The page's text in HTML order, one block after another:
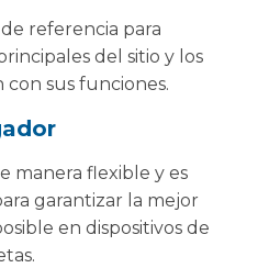
referencia para
del sitio y los
sus funciones.
manera flexible y es
garantizar la mejor
en dispositivos de